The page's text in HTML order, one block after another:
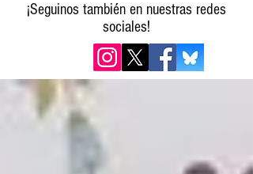
¡Seguinos también en nuestras redes
sociales!